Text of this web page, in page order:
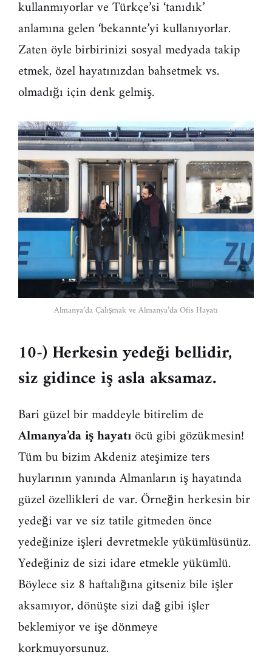
kullanmıyorlar ve Türkçe’si ‘tanıdık’
anlamına gelen ‘bekannte’yi kullanıyorlar.
Zaten öyle birbirinizi sosyal medyada takip
etmek, özel hayatınızdan bahsetmek vs.
olmadığı için denk gelmiş.
Almanya’da Çalışmak ve Almanya’da Ofis Hayatı
10-) Herkesin yedeği bellidir,
siz gidince iş asla aksamaz.
Bari güzel bir maddeyle bitirelim de
Almanya’da iş hayatıöcü gibi gözükmesin!
Tüm bu bizim Akdeniz ateşimize ters
huylarının yanında Almanların iş hayatında
güzel özellikleri de var. Örneğin herkesin bir
yedeği var ve siz tatile gitmeden önce
yedeğinize işleri devretmekle yükümlüsünüz.
Yedeğiniz de sizi idare etmekle yükümlü.
Böylece siz 8 haftalığına gitseniz bile işler
aksamıyor, dönüşte sizi dağ gibi işler
beklemiyor ve işe dönmeye
korkmuyorsunuz.